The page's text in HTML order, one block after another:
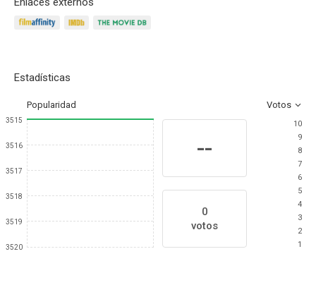
Estadísticas
Popularidad Votos
3515
3516
3517
3518
3519
3520
--
0
votos
10
9
8
7
6
5
4
3
2
1